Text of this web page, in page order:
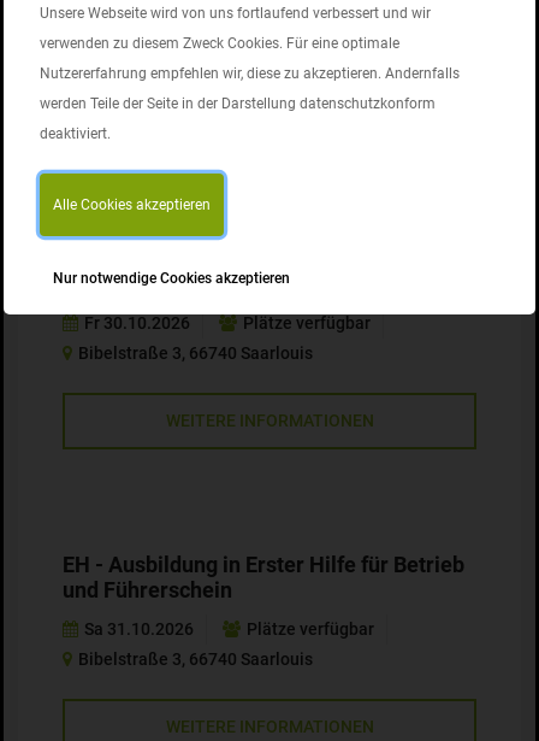
Sa 24.10.2026
Plätze verfügbar
Bibelstraße 3, 66740 Saarlouis
WEITERE INFORMATIONEN
und Führerschein
Fr 30.10.2026
Plätze verfügbar
Bibelstraße 3, 66740 Saarlouis
WEITERE INFORMATIONEN
EH - Ausbildung in Erster Hilfe für Betrieb
und Führerschein
Sa 31.10.2026
Plätze verfügbar
Bibelstraße 3, 66740 Saarlouis
WEITERE INFORMATIONEN
Unsere Webseite wird von uns fortlaufend verbessert und wir
verwenden zu diesem Zweck Cookies. Für eine optimale
Nutzererfahrung empfehlen wir, diese zu akzeptieren. Andernfalls
werden Teile der Seite in der Darstellung datenschutzkonform
deaktiviert.
Alle Cookies akzeptieren
Nur notwendige Cookies akzeptieren